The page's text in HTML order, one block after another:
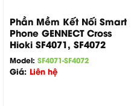
Phần Mềm Kết Nối Smart
Phone GENNECT Cross
Hioki SF4071, SF4072
Model: SF4071-SF4072
Giá: Liên hệ